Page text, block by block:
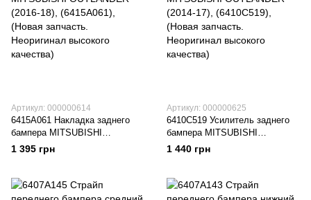
Артикул: 000000614
6415A061 Накладка заднего
бампера MITSUBISHI
OUTLANDER (2016-18),
(6415A061), (Новая запчасть.
1 395 грн
Артикул: 000000625
6410C519 Усилитель заднего
бампера MITSUBISHI
OUTLANDER (2014-17),
(6410C519), (Новая запчасть.
1 440 грн